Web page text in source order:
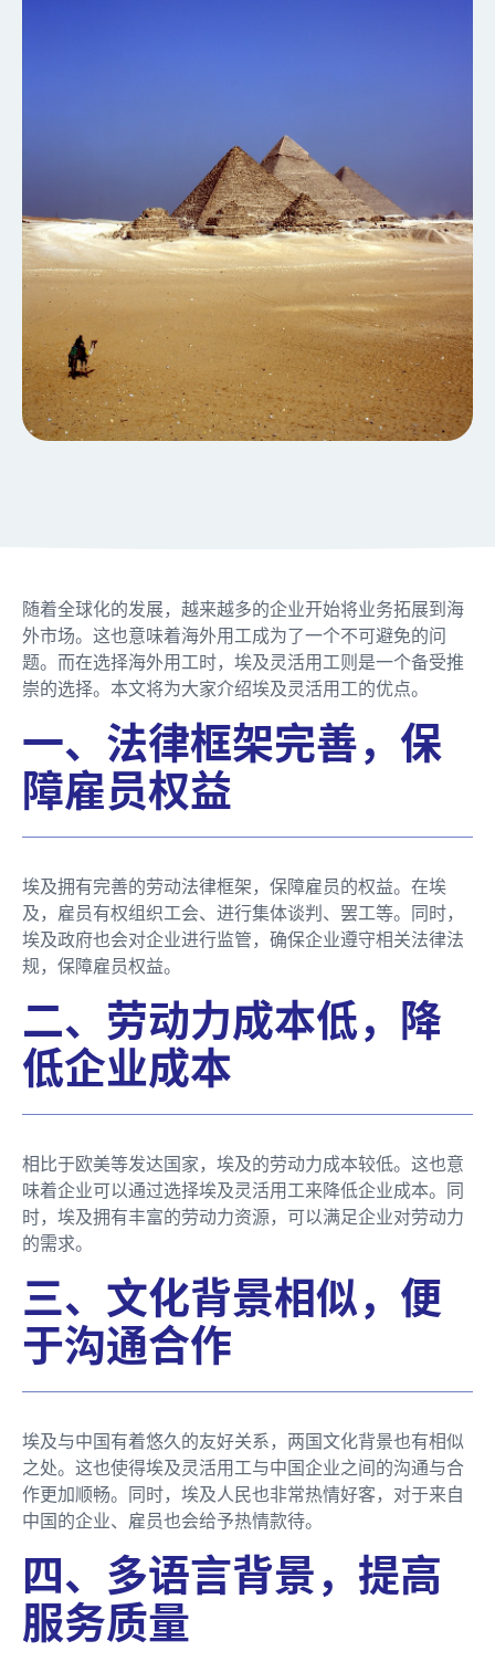
随着全球化的发展，越来越多的企业开始将业务拓展到海
外市场。这也意味着海外用工成为了一个不可避免的问
题。而在选择海外用工时，埃及灵活用工则是一个备受推
崇的选择。本文将为大家介绍埃及灵活用工的优点。
一、法律框架完善，保
障雇员权益
埃及拥有完善的劳动法律框架，保障雇员的权益。在埃
及，雇员有权组织工会、进行集体谈判、罢工等。同时，
埃及政府也会对企业进行监管，确保企业遵守相关法律法
规，保障雇员权益。
二、劳动力成本低，降
低企业成本
相比于欧美等发达国家，埃及的劳动力成本较低。这也意
味着企业可以通过选择埃及灵活用工来降低企业成本。同
时，埃及拥有丰富的劳动力资源，可以满足企业对劳动力
的需求。
三、文化背景相似，便
于沟通合作
埃及与中国有着悠久的友好关系，两国文化背景也有相似
之处。这也使得埃及灵活用工与中国企业之间的沟通与合
作更加顺畅。同时，埃及人民也非常热情好客，对于来自
中国的企业、雇员也会给予热情款待。
四、多语言背景，提高
服务质量